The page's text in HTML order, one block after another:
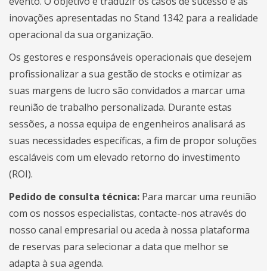
inovações apresentadas no Stand 1342 para a realidade
operacional da sua organização.
Os gestores e responsáveis operacionais que desejem
profissionalizar a sua gestão de stocks e otimizar as
suas margens de lucro são convidados a marcar uma
reunião de trabalho personalizada. Durante estas
sessões, a nossa equipa de engenheiros analisará as
suas necessidades específicas, a fim de propor soluções
escaláveis com um elevado retorno do investimento
(ROI).
Pedido de consulta técnica: Para marcar uma reunião
com os nossos especialistas, contacte-nos através do
nosso canal empresarial ou aceda à nossa plataforma
de reservas para selecionar a data que melhor se
adapta à sua agenda.